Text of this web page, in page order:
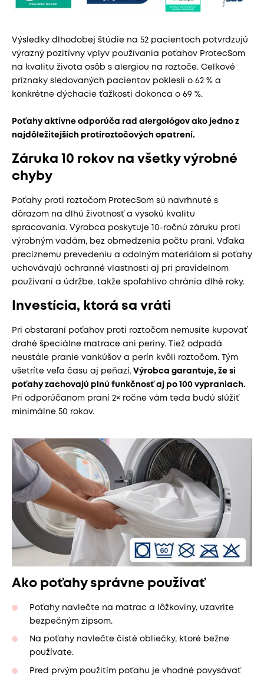
Výsledky dlhodobej štúdie na 52 pacientoch potvrdzujú
výrazný pozitívny vplyv používania poťahov ProtecSom
na kvalitu života osôb s alergiou na roztoče. Celkové
príznaky sledovaných pacientov poklesli o 62 % a
konkrétne dýchacie ťažkosti dokonca o 69 %.
Poťahy aktívne odporúča rad alergológov ako jedno z
najdôležitejších protiroztočových opatrení.
Záruka 10 rokov na všetky výrobné
chyby
Poťahy proti roztočom ProtecSom sú navrhnuté s
dôrazom na dlhú životnosť a vysokú kvalitu
spracovania. Výrobca poskytuje 10-ročnú záruku proti
výrobným vadám, bez obmedzenia počtu praní. Vďaka
precíznemu prevedeniu a odolným materiálom si poťahy
uchovávajú ochranné vlastnosti aj pri pravidelnom
používaní a údržbe, takže spoľahlivo chránia dlhé roky.
Investícia, ktorá sa vráti
Pri obstaraní poťahov proti roztočom nemusíte kupovať
drahé špeciálne matrace ani periny. Tiež odpadá
neustále pranie vankúšov a perín kvôli roztočom. Tým
ušetríte veľa času aj peňazí. Výrobca garantuje, že si
poťahy zachovajú plnú funkčnosť aj po 100 vypraniach.
Pri odporúčanom praní 2× ročne vám teda budú slúžiť
minimálne 50 rokov.
Ako poťahy správne používať
Poťahy navlečte na matrac a lôžkoviny, uzavrite
bezpečným zipsom.
Na poťahy navlečte čisté obliečky, ktoré bežne
používate.
Pred prvým použitím poťahu je vhodné povysávať